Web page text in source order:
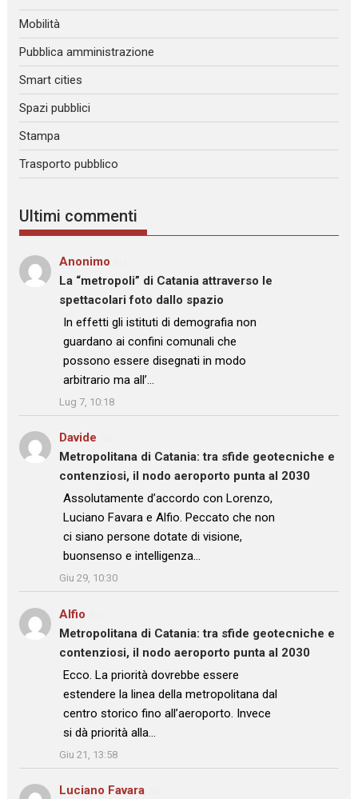
Mobilità
Pubblica amministrazione
Smart cities
Spazi pubblici
Stampa
Trasporto pubblico
Ultimi commenti
Anonimo
La “metropoli” di Catania attraverso le
spettacolari foto dallo spazio
: “
In effetti gli istituti di demografia non
guardano ai confini comunali che
possono essere disegnati in modo
arbitrario ma all’…
”
Lug 7, 10:18
Davide
Metropolitana di Catania: tra sfide geotecniche e
contenziosi, il nodo aeroporto punta al 2030
: “
Assolutamente d’accordo con Lorenzo,
Luciano Favara e Alfio. Peccato che non
ci siano persone dotate di visione,
buonsenso e intelligenza…
”
Giu 29, 10:30
Alfio
Metropolitana di Catania: tra sfide geotecniche e
contenziosi, il nodo aeroporto punta al 2030
: “
Ecco. La priorità dovrebbe essere
estendere la linea della metropolitana dal
centro storico fino all’aeroporto. Invece
si dà priorità alla…
”
Giu 21, 13:58
Luciano Favara